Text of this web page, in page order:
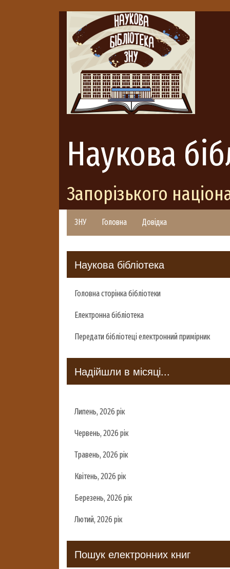
Наукова
Запорізького
ЗНУ Головна Довідка
Наукова бібліотека
Головна сторінка бібліотеки
Електронна бібліотека
Передати бібліотеці електронний примірник
Надійшли в місяці...
Липень, 2026 рік
Червень, 2026 рік
Травень, 2026 рік
Квітень, 2026 рік
Березень, 2026 рік
Лютий, 2026 рік
Пошук електронних книг